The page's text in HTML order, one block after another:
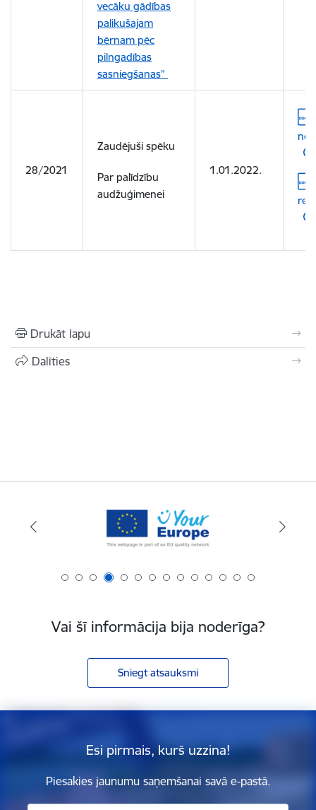
vecāku gādības
palikušajam
bērnam pēc
pilngadības
sasniegšanas”
28/2021
Zaudējuši spēku
Par palīdzību
audžuģimenei
1.01.2022.
Drukāt lapu
Dalīties
Vai šī informācija bija noderīga?
Sniegt atsauksmi
Esi pirmais, kurš uzzina!
Piesakies jaunumu saņemšanai savā e-pastā.